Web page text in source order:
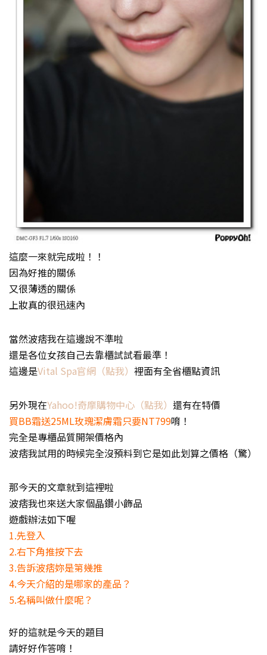
這麼一來就完成啦！！
因為好推的關係
又很薄透的關係
上妝真的很迅速內
當然波痞我在這邊說不準啦
還是各位女孩自己去靠櫃試試看最準！
這邊是Vital Spa官網（點我） 裡面有全省櫃點資訊
另外現在Yahoo!奇摩購物中心（點我） 還有在特價
買BB霜送25ML玫瑰潔膚霜只要NT799唷！
完全是專櫃品質開架價格內
波痞我試用的時候完全沒預料到它是如此划算之價格（驚）
那今天的文章就到這裡啦
波痞我也來送大家個晶鑽小飾品
遊戲辦法如下喔
1.先登入
2.右下角推按下去
3.告訴波痞妳是第幾推
4.今天介紹的是哪家的產品？
5.名稱叫做什麼呢？
好的這就是今天的題目
請好好作答唷！